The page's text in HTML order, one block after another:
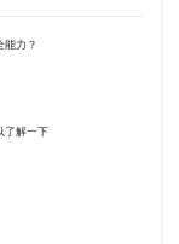
能力？
了解一下